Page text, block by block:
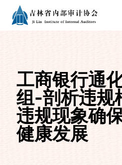
工商银行通
组-剖析违规
违规现象确
健康发展